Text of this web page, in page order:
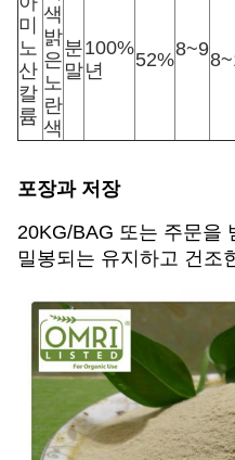
미
노
산
칼
륨
색
밝
은
노
란
색
분
말
100%
년
52%8~9
포장과 저장
20KG/BAG 또는 주문을
밀봉되는 유지하고 건조